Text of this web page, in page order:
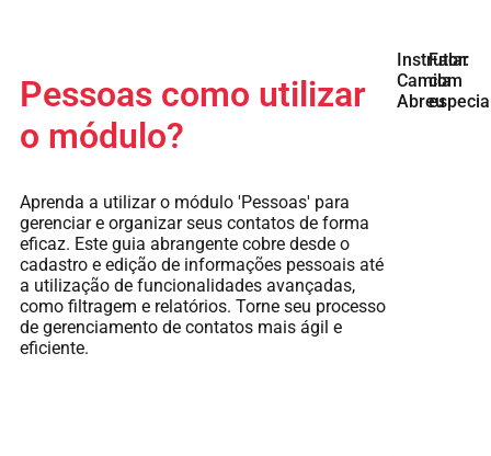
Pessoas como utilizar
o módulo?
Aprenda a utilizar o módulo 'Pessoas' para
gerenciar e organizar seus contatos de forma
eficaz. Este guia abrangente cobre desde o
cadastro e edição de informações pessoais até
a utilização de funcionalidades avançadas,
como filtragem e relatórios. Torne seu processo
de gerenciamento de contatos mais ágil e
eficiente.
Instrutor:
Camila
Abreu
Falar
com